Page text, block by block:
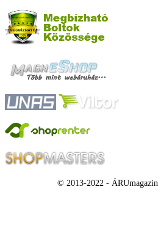
© 2013-2022 - ÁRUmagazin